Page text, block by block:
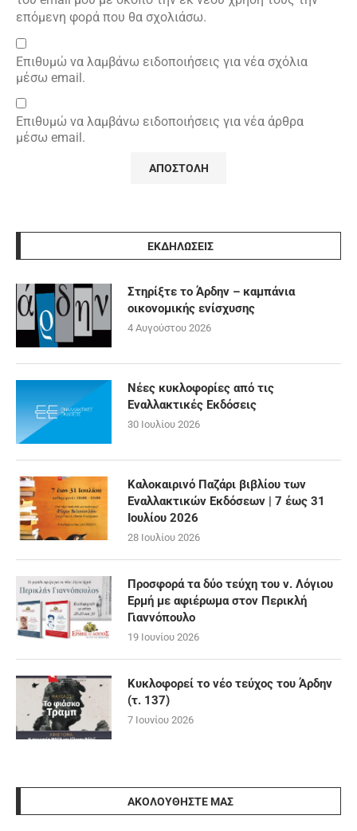
επόμενη φορά που θα σχολιάσω.
Επιθυμώ να λαμβάνω ειδοποιήσεις για νέα σχόλια
μέσω email.
Επιθυμώ να λαμβάνω ειδοποιήσεις για νέα άρθρα
μέσω email.
ΕΚΔΗΛΩΣΕΙΣ
Στηρίξτε το Άρδην – καμπάνια
οικονομικής ενίσχυσης
4 Αυγούστου 2026
Νέες κυκλοφορίες από τις
Εναλλακτικές Εκδόσεις
30 Ιουλίου 2026
Καλοκαιρινό Παζάρι βιβλίου των
Εναλλακτικών Εκδόσεων | 7 έως 31
Ιουλίου 2026
28 Ιουλίου 2026
Προσφορά τα δύο τεύχη του ν. Λόγιου
Ερμή με αφιέρωμα στον Περικλή
Γιαννόπουλο
19 Ιουνίου 2026
Κυκλοφορεί το νέο τεύχος του Άρδην
(τ. 137)
7 Ιουνίου 2026
ΑΚΟΛΟΥΘΉΣΤΕ ΜΑΣ